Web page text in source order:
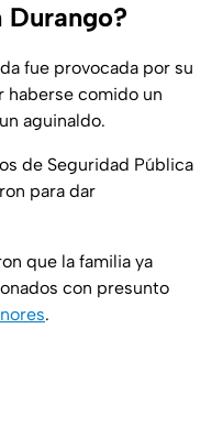
fue provocada por su
haberse comido un
aguinaldo.
de Seguridad Pública
para dar
que la familia ya
con presunto
.